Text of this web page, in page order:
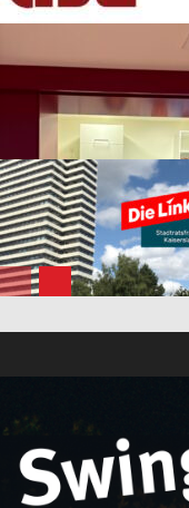
FB News
FB Gesundheit
IM
EIN